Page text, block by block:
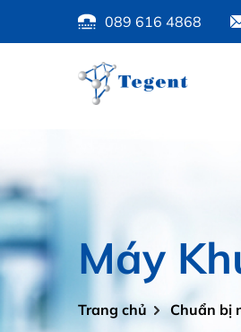
089 616 4868
Máy
Trang chủ Chuẩn bị